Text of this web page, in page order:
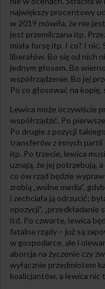
największy procentowy
w 2019 mówiła, że nie
jest przemilczana itp.
miała forsę itp. I co? I nic.
liberałów. Bo się od nich
jednym głosem. Bo
współrządzenie. Bo jej
Po co głosować na
Lewica może oczywiście
współrządzić. Po
Po drugie z pozycji
transferów z innych
itp. Po trzecie, lewica
uznają, że jej potrzebują,
co ów rząd będzie
zrobią „wolne media”,
i zechciała ją odrzucić;
opozycji”,
itd. Po czwarte, lewica
fatalne rządy – już są
w gospodarce, ale i
aborcja na życzenie czy
wyłącznie przedmiotem
koalicjantów, a lewica nic